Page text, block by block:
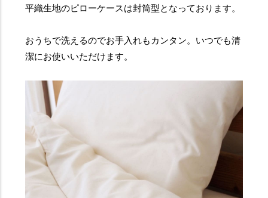
平織生地のピローケースは封筒型となっております。
おうちで洗えるのでお手入れもカンタン。いつでも清
潔にお使いいただけます。